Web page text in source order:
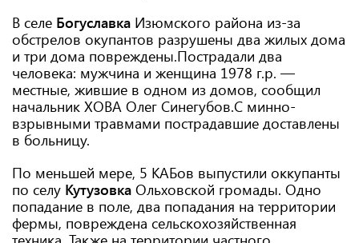
В селе Богуславка Изюмского района из-за
обстрелов окупантов разрушены два жилых дома
и три дома повреждены.Пострадали два
человека: мужчина и женщина 1978 г.р. —
местные, жившие в одном из домов, сообщил
начальник ХОВА Олег Синегубов.С минно-
взрывными травмами пострадавшие доставлены
в больницу.
По меньшей мере, 5 КАБов выпустили оккупанты
по селу Кутузовка Ольховской громады. Одно
попадание в поле, два попадания на территории
фермы, повреждена сельскохозяйственная